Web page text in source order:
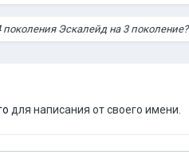
Эскалейд на 3 поколение?
для написания от своего имени.